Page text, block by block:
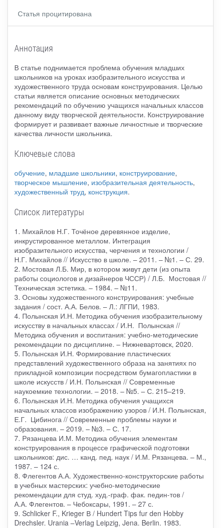
Статья процитирована
Аннотация
В статье поднимается проблема обучения младших
школьников на уроках изобразительного искусства и
художественного труда основам конструирования. Целью
статьи является описание основных методических
рекомендаций по обучению учащихся начальных классов
данному виду творческой деятельности. Конструирование
формирует и развивает важные личностные и творческие
качества личности школьника.
Ключевые слова
обучение, младшие школьники, конструирование,
творческое мышление, изобразительная деятельность,
художественный труд, конструкция.
Список литературы
1. Михайлов Н.Г. Точёное деревянное изделие,
инкрустированное металлом. Интеграция
изобразительного искусства, черчения и технологии /
Н.Г. Михайлов // Искусство в школе. – 2011. – №1. – С. 29.
2. Мостовая Л.Б. Мир, в котором живут дети (из опыта
работы социологов и дизайнеров ЧССР) / Л.Б. Мостовая //
Техническая эстетика. – 1984. – №11.
3. Основы художественного конструирования: учебные
задания / сост. А.А. Белов. – Л.: ЛГПИ, 1983.
4. Полынская И.Н. Методика обучения изобразительному
искусству в начальных классах / И.Н. Полынская //
Методика обучения и воспитания: учебно-методические
рекомендации по дисциплине. – Нижневартовск, 2020.
5. Полынская И.Н. Формирование пластических
представлений художественного образа на занятиях по
прикладной композиции посредством бумагопластики в
школе искусств / И.Н. Полынская // Современные
наукоемкие технологии. – 2018. – №5. – С. 215–219.
6. Полынская И.Н. Методика обучения учащихся
начальных классов изображению узоров / И.Н. Полынская,
Е.Г. Цибинога // Современные проблемы науки и
образования. – 2019. – №3. – С. 17.
7. Рязанцева И.М. Методика обучения элементам
конструирования в процессе графической подготовки
школьников: дис. … канд. пед. наук / И.М. Рязанцева. – М.,
1987. – 124 с.
8. Флегентов А.А. Художественно-конструкторские работы
в учебных мастерских: учебно-методические
рекомендации для студ. худ.-граф. фак. педин-тов /
А.А. Флегентов. – Чебоксары, 1991. – 27 с.
9. Schlicker F., Krieger В / Hundert Tips fur den Hobby
Drechsler. Urania –Verlag Leipzig, Jena. Berlin. 1983.